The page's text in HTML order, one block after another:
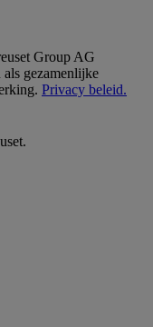
Group AG
als gezamenlijke
Privacy beleid.